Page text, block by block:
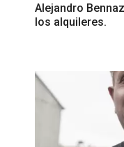
Alejandro
los alquileres.